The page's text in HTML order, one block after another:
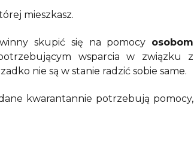
mieszkasz.
skupić się na pomocy osobom
wsparcia w związku z
nie są w stanie radzić sobie same.
kwarantannie potrzebują pomocy,